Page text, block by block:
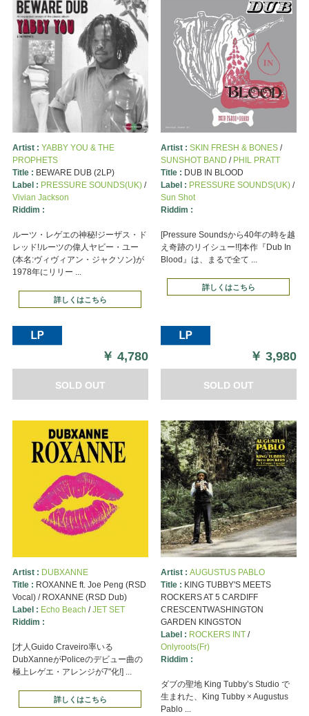
Artist : YABBY YOU & THE
PROPHETS
Title : BEWARE DUB (2LP)
Label : PRESSURE SOUNDS(UK)/
Vivian Jackson
Riddim :
ルーツ・レゲエの神秘!ジーザス・ド
レッド!ルーツの偉人ヤビー・ユー
(本名:ヴィヴィアン・ジャクソン)が
1978年にリリー ...
詳しくはこちら
￥4,780
SOLD OUT
Artist : SKIN FRESH & BONES/
SUNSHOT BAND / PHIL PRATT
Title : DUB IN BLOOD
Label : PRESSURE SOUNDS(UK)/
Sun Shot
Riddim :
[Pressure Soundsから40年の時を越
え奇跡のリイシュー!!]本作『Dub In
Blood』は、まるで全て ...
詳しくはこちら
￥3,980
SOLD OUT
Artist : DUBXANNE
Title : ROXANNE ft. Joe Peng (RSD
Vocal) / ROXANNE (RSD Dub)
Label : Echo Beach /JET SET
Riddim :
[才人Guido Craveiro率いる
DubXanneがPoliceのデビュー曲の
極上レゲエ・アレンジが7"化!] ...
詳しくはこちら
Artist : AUGUSTUS PABLO
Title : KING TUBBY'S MEETS
ROCKERS AT 5 CARDIFF
CRESCENTWASHINGTON
GARDEN KINGSTON
Label : ROCKERS INT/
Onlyroots(Fr)
Riddim :
ダブの聖地 King Tubby’s Studio で
生まれた、King Tubby × Augustus
Pablo ...